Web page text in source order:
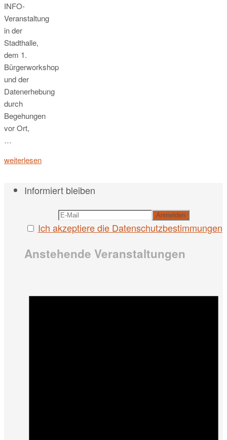
INFO-
Veranstaltung
in der
Stadthalle,
dem 1.
Bürgerworkshop
und der
Datenerhebung
durch
Begehungen
vor Ort,
…
weiterlesen
Informiert bleiben
Ich akzeptiere die Datenschutzbestimmungen
Anstehende Veranstaltungen